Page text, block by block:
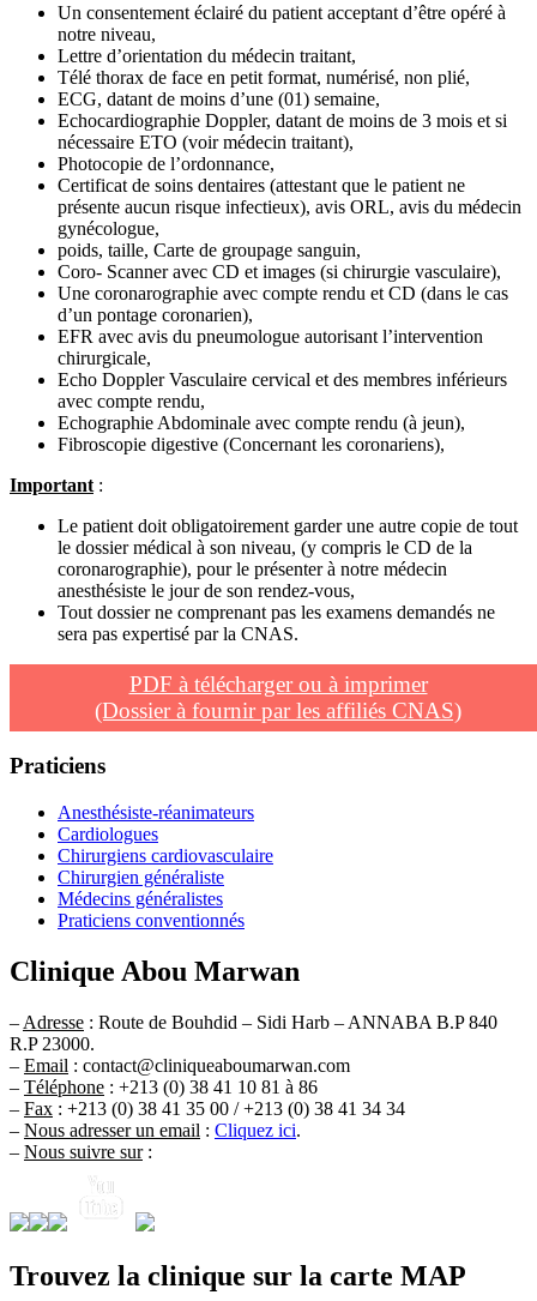
Un consentement éclairé du patient acceptant d’être opéré à
notre niveau,
Lettre d’orientation du médecin traitant,
Télé thorax de face en petit format, numérisé, non plié,
ECG, datant de moins d’une (01) semaine,
Echocardiographie Doppler, datant de moins de 3 mois et si
nécessaire ETO (voir médecin traitant),
Photocopie de l’ordonnance,
Certificat de soins dentaires (attestant que le patient ne
présente aucun risque infectieux), avis ORL, avis du médecin
gynécologue,
poids, taille, Carte de groupage sanguin,
Coro- Scanner avec CD et images (si chirurgie vasculaire),
Une coronarographie avec compte rendu et CD (dans le cas
d’un pontage coronarien),
EFR avec avis du pneumologue autorisant l’intervention
chirurgicale,
Echo Doppler Vasculaire cervical et des membres inférieurs
avec compte rendu,
Echographie Abdominale avec compte rendu (à jeun),
Fibroscopie digestive (Concernant les coronariens),
Important :
Le patient doit obligatoirement garder une autre copie de tout
le dossier médical à son niveau, (y compris le CD de la
coronarographie), pour le présenter à notre médecin
anesthésiste le jour de son rendez-vous,
Tout dossier ne comprenant pas les examens demandés ne
sera pas expertisé par la CNAS.
PDF à télécharger ou à imprimer
(Dossier à fournir par les affiliés CNAS)
Praticiens
Anesthésiste-réanimateurs
Cardiologues
Chirurgiens cardiovasculaire
Chirurgien généraliste
Médecins généralistes
Praticiens conventionnés
Clinique Abou Marwan
– Adresse : Route de Bouhdid – Sidi Harb – ANNABA B.P 840
R.P 23000.
– Email : contact@cliniqueaboumarwan.com
– Téléphone : +213 (0) 38 41 10 81 à 86
– Fax : +213 (0) 38 41 35 00 / +213 (0) 38 41 34 34
– Nous adresser un email : Cliquez ici.
– Nous suivre sur:
Trouvez la clinique sur la carte MAP